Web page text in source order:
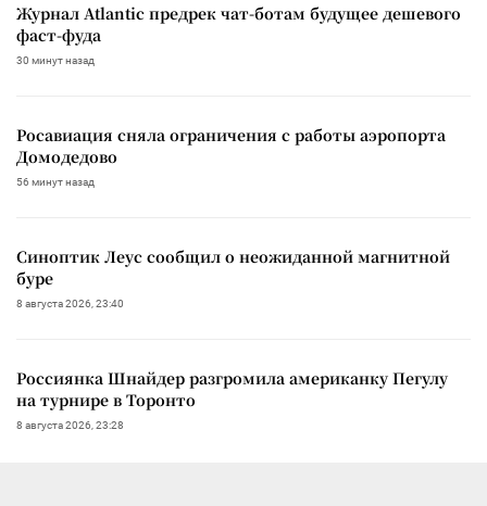
Журнал Atlantic предрек чат-ботам будущее дешевого
фаст-фуда
30 минут назад
Росавиация сняла ограничения с работы аэропорта
Домодедово
56 минут назад
Синоптик Леус сообщил о неожиданной магнитной
буре
8 августа 2026, 23:40
Россиянка Шнайдер разгромила американку Пегулу
на турнире в Торонто
8 августа 2026, 23:28